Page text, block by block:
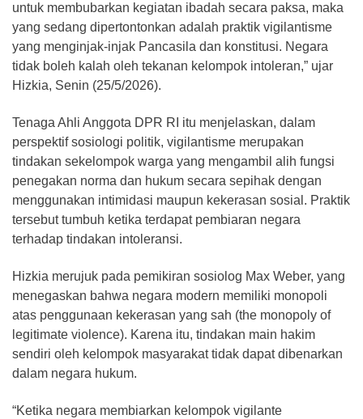
untuk membubarkan kegiatan ibadah secara paksa, maka
yang sedang dipertontonkan adalah praktik vigilantisme
yang menginjak-injak Pancasila dan konstitusi. Negara
tidak boleh kalah oleh tekanan kelompok intoleran,” ujar
Hizkia, Senin (25/5/2026).
Tenaga Ahli Anggota DPR RI itu menjelaskan, dalam
perspektif sosiologi politik, vigilantisme merupakan
tindakan sekelompok warga yang mengambil alih fungsi
penegakan norma dan hukum secara sepihak dengan
menggunakan intimidasi maupun kekerasan sosial. Praktik
tersebut tumbuh ketika terdapat pembiaran negara
terhadap tindakan intoleransi.
Hizkia merujuk pada pemikiran sosiolog Max Weber, yang
menegaskan bahwa negara modern memiliki monopoli
atas penggunaan kekerasan yang sah (the monopoly of
legitimate violence). Karena itu, tindakan main hakim
sendiri oleh kelompok masyarakat tidak dapat dibenarkan
dalam negara hukum.
“Ketika negara membiarkan kelompok vigilante